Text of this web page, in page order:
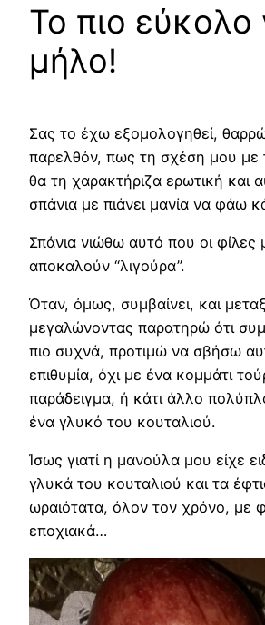
Το πιο εύκολο
μήλο!
Σας το έχω εξομολογηθεί,
παρελθόν, πως τη σχέση μου με
θα τη χαρακτήριζα ερωτική και
σπάνια με πιάνει μανία να φάω
Σπάνια νιώθω αυτό που οι φίλες
αποκαλούν “λιγούρα”.
Όταν, όμως, συμβαίνει, και
μεγαλώνοντας παρατηρώ ότι
πιο συχνά, προτιμώ να σβήσω
επιθυμία, όχι με ένα κομμάτι
παράδειγμα, ή κάτι άλλο
ένα γλυκό του κουταλιού.
Ίσως γιατί η μανούλα μου είχε
γλυκά του κουταλιού και τα
ωραιότατα, όλον τον χρόνο, με
εποχιακά…